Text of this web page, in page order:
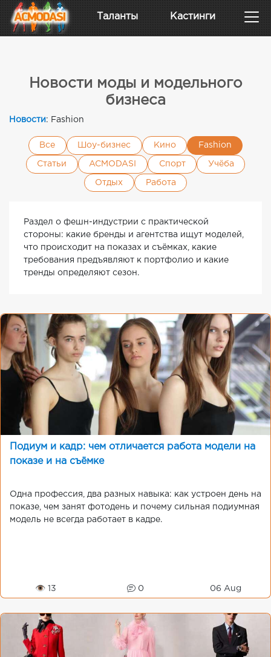
Таланты Кастинги
Новости моды и модельного
бизнеса
Новости: Fashion
Все Шоу-бизнес Кино Fashion
Статьи ACMODASI Спорт Учёба
Отдых Работа
Раздел о фешн-индустрии с практической
стороны: какие бренды и агентства ищут моделей,
что происходит на показах и съёмках, какие
требования предъявляют к портфолио и какие
тренды определяют сезон.
Подиум и кадр: чем отличается работа модели на
показе и на съёмке
Одна профессия, два разных навыка: как устроен день на
показе, чем занят фотодень и почему сильная подиумная
модель не всегда работает в кадре.
👁 13 0 06 Aug